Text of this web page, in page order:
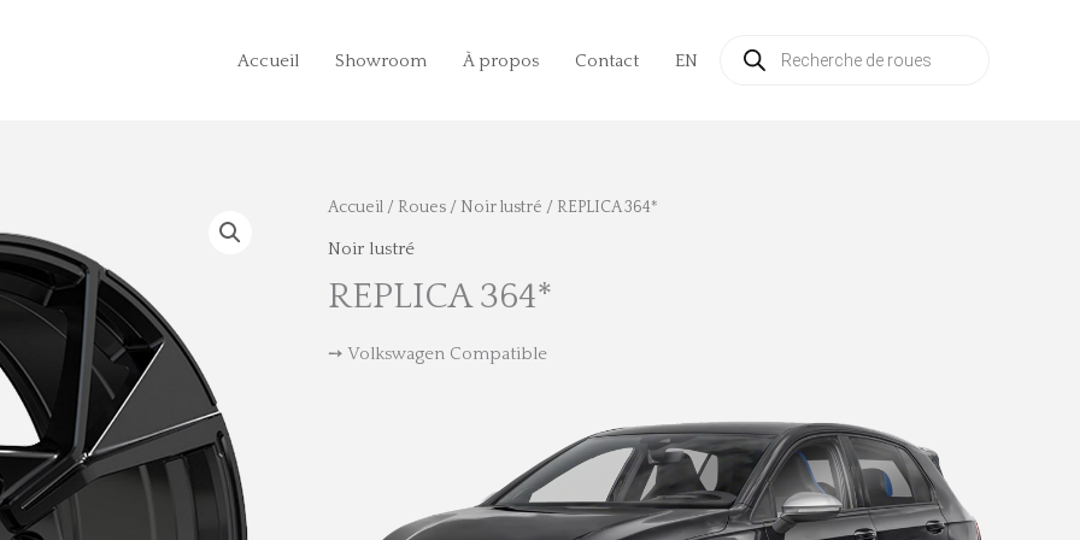
Accueil Showroom À propos Contact EN
produits
Accueil / Roues / Noir lustré / REPLICA 364*
Noir lustré
REPLICA 364*
➙ Volkswagen Compatible